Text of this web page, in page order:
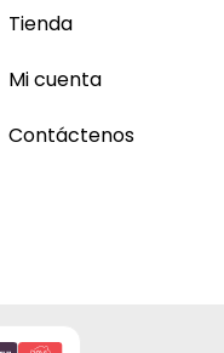
Tienda
Mi cuenta
Contáctenos